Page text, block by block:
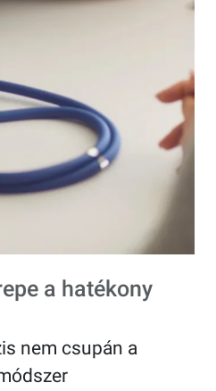
a hatékony
nem csupán a